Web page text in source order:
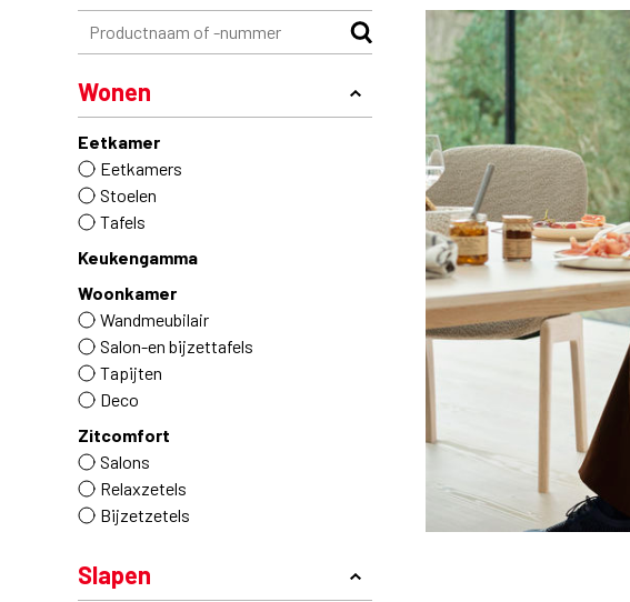
Wonen
Eetkamer
Eetkamers
Stoelen
Tafels
Keukengamma
Woonkamer
Wandmeubilair
Salon-en bijzettafels
Tapijten
Deco
Zitcomfort
Salons
Relaxzetels
Bijzetzetels
Slapen